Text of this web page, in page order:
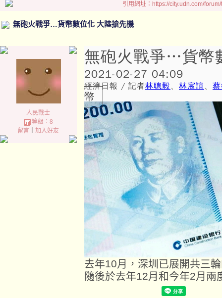
引用網址：https://city.udn.com/
無砲火戰爭…貨幣數位化 大陸搶先機
人民戰士
等級：8
留言 ｜加入好友
無砲火戰爭…貨幣
2021-02-27 04:09
經濟日報 / 記者林聰毅、 林宸誼、
幣
去年10月，深圳已展開共三
隨後於去年12月和今年2月